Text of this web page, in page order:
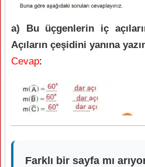
a) Bu üçgenlerin iç
Açıların çeşidini yanına
Cevap:
Farklı bir sayfa mı